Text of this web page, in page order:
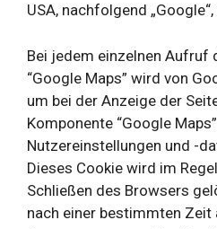
USA, nachfolgend „Google“,
Bei jedem einzelnen Aufruf
“Google Maps” wird von
um bei der Anzeige der
Komponente “Google
Nutzereinstellungen und -
Dieses Cookie wird im
Schließen des Browsers
nach einer bestimmten Zeit